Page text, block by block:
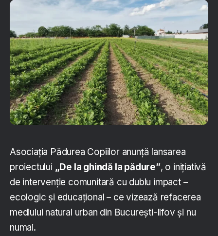
Asociația Pădurea Copiilor anunță lansarea
proiectului „De la ghindă la pădure”, o inițiativă
de intervenție comunitară cu dublu impact –
ecologic și educațional – ce vizează refacerea
mediului natural urban din București-Ilfov și nu
numai.